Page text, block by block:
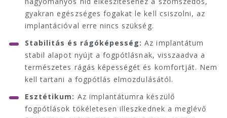
gyakran egészséges fogakat le kell csiszolni, az
implantációval erre nincs szükség.
Stabilitás és rágóképesség: Az implantátum
stabil alapot nyújt a fogpótlásnak, visszaadva a
természetes rágás képességét és komfortját. Nem
kell tartani a fogpótlás elmozdulásától.
Esztétikum: Az implantátumra készülő
fogpótlások tökéletesen illeszkednek a meglévő